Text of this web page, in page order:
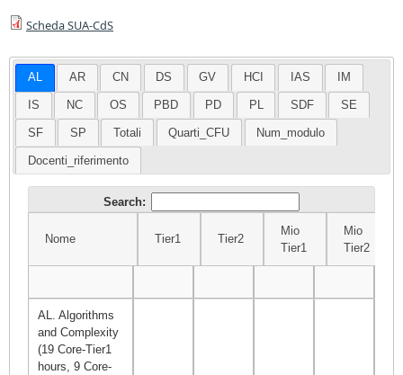
Scheda SUA-CdS
AL AR CN DS GV HCI IAS IM
IS NC OS PBD PD PL SDF SE
SF SP Totali Quarti_CFU Num_modulo
Docenti_riferimento
Search:
Nome Tier1 Tier2
Mio
Tier1
Mio
Tier2
AL. Algorithms
and Complexity
(19 Core-Tier1
hours, 9 Core-